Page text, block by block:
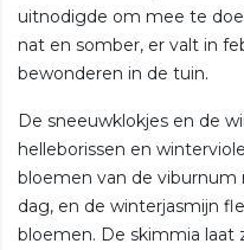
uitnodigde om mee te
nat en somber, er valt in
bewonderen in de tuin.
De sneeuwklokjes en de
helleborissen en
bloemen van de viburnum
dag, en de winterjasmijn
bloemen. De skimmia laat